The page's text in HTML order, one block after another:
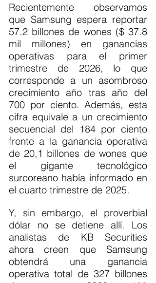
Recientemente observamos
que Samsung espera reportar
57.2 billones de wones ($ 37.8
mil millones) en ganancias
operativas para el primer
trimestre de 2026, lo que
corresponde a un asombroso
crecimiento año tras año del
700 por ciento. Además, esta
cifra equivale a un crecimiento
secuencial del 184 por ciento
frente a la ganancia operativa
de 20,1 billones de wones que
el gigante tecnológico
surcoreano había informado en
el cuarto trimestre de 2025.
Y, sin embargo, el proverbial
dólar no se detiene allí. Los
analistas de KB Securities
ahora creen que Samsung
obtendrá una ganancia
operativa total de 327 billones